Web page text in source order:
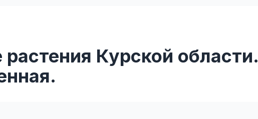
Курской области.